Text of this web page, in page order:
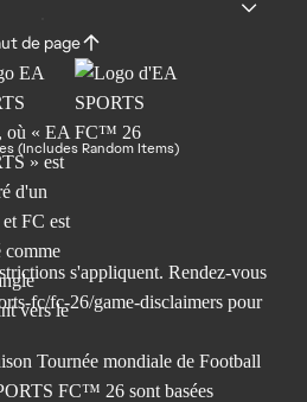
de page
(Includes Random Items)
s'appliquent. Rendez-vous
fc/fc-26/game-disclaimers pour
Tournée mondiale de Football
FC™ 26 sont basées